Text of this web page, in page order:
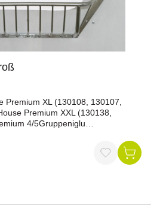
238 cm x Breite 223 cm x
Umzäunung: 209 cm x 223 cm x
Premium XL (130108, 130107,
Premium XXL (130138,
4/5Gruppeniglu
x Breite 41 cm x Höhe 38 cm